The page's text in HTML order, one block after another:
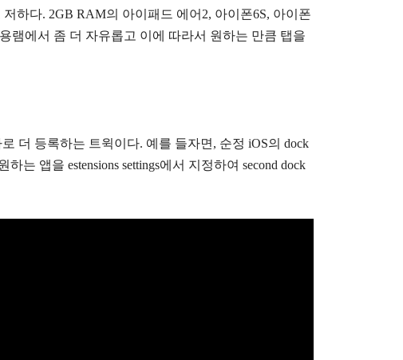
하다. 2GB RAM의 아이패드 에어2, 아이폰6S, 아이폰
램에서 좀 더 자유롭고 이에 따라서 원하는 만큼 탭을
더 등록하는 트윅이다. 예를 들자면, 순정 iOS의 dock
는 앱을 estensions settings에서 지정하여 second dock